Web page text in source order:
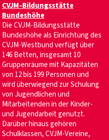
CVJM-Bildungsstätte
Bundeshöhe
Die CVJM-Bildungsstätte
Bundeshöhe als Einrichtung des
CVJM-Westbund verfügt über
146 Betten, insgesamt 10
Gruppenräume mit Kapazitäten
von 12 bis 199 Personen und
wird überwiegend zur Schulung
von Jugendlichen und
Mitarbeitenden in der Kinder-
und Jugendarbeit genutzt.
Darüber hinaus gehören
Schulklassen, CVJM-Vereine,